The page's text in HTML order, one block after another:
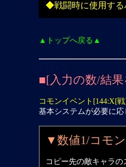
◆戦闘時に使用する
▲トップへ戻る▲
■[入力の数/結
コモンイベント[144:X[
基本システムが必要に
▼数値1/コモ
コピー先の敵キャラの